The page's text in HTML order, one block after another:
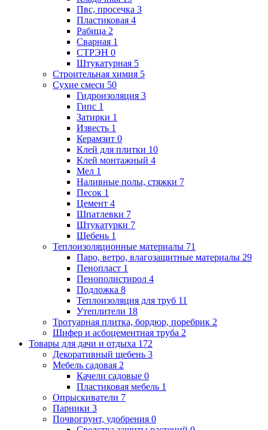
Пвс, просечка 3
Пластиковая 4
Рабица 2
Сварная 1
СТРЭН 0
Штукатурная 5
Строительная химия 5
Сухие смеси 50
Гидроизоляция 3
Гипс 1
Затирки 1
Известь 1
Керамзит 0
Клей для плитки 10
Клей монтажный 4
Мел 1
Наливные полы, стяжки 7
Песок 1
Цемент 4
Шпатлевки 7
Штукатурки 7
Щебень 1
Теплоизоляционные материалы 71
Паро, ветро, влагозащитные материалы 29
Пенопласт 1
Пенополистирол 4
Подложка 8
Теплоизоляция для труб 11
Утеплители 18
Тротуарная плитка, бордюр, поребрик 2
Шифер и асбоцементная труба 2
Товары для дачи и отдыха 172
Декоративный щебень 3
Мебель садовая 2
Качели садовые 0
Пластиковая мебель 1
Опрыскиватели 7
Парники 3
Почвогрунт, удобрения 0